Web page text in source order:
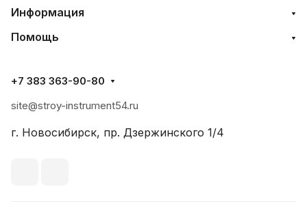
Информация
Помощь
+7 383 363-90-80
site@stroy-instrument54.ru
г. Новосибирск, пр. Дзержинского 1/4